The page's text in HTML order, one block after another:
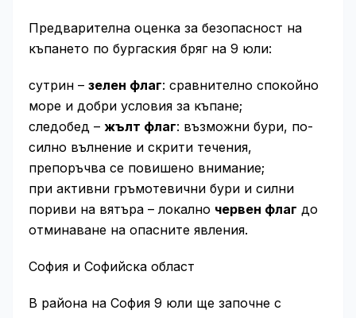
Предварителна оценка за безопасност на
къпането по бургаския бряг на 9 юли:
сутрин – зелен флаг: сравнително спокойно
море и добри условия за къпане;
следобед – жълт флаг: възможни бури, по-
силно вълнение и скрити течения,
препоръчва се повишено внимание;
при активни гръмотевични бури и силни
пориви на вятъра – локално червен флаг до
отминаване на опасните явления.
София и Софийска област
В района на София 9 юли ще започне с